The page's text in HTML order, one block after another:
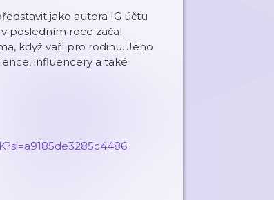
jako autora IG účtu
posledním roce začal
když vaří pro rodinu. Jeho
influencery a také